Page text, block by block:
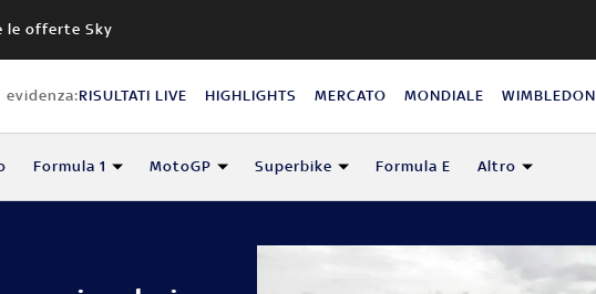
le offerte Sky
evidenza:RISULTATI LIVE HIGHLIGHTS MERCATO MONDIALE WIMBLEDON
Formula 1 MotoGP Superbike Formula E Altro